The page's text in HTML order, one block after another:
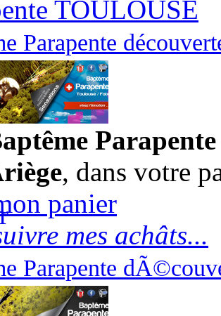
TOULOUSE
Parapente
, dans votre
panier
mes achâts...
Parapente